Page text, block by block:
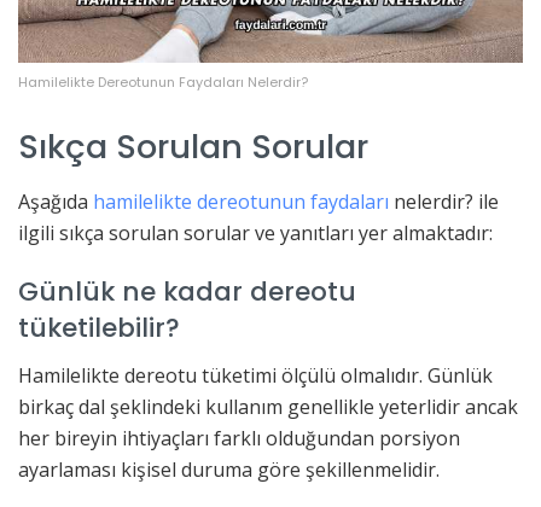
Hamilelikte Dereotunun Faydaları Nelerdir?
Sıkça Sorulan Sorular
Aşağıda hamilelikte dereotunun faydaları nelerdir? ile
ilgili sıkça sorulan sorular ve yanıtları yer almaktadır:
Günlük ne kadar dereotu
tüketilebilir?
Hamilelikte dereotu tüketimi ölçülü olmalıdır. Günlük
birkaç dal şeklindeki kullanım genellikle yeterlidir ancak
her bireyin ihtiyaçları farklı olduğundan porsiyon
ayarlaması kişisel duruma göre şekillenmelidir.